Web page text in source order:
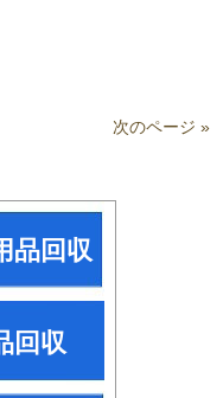
次のページ »
品回収
回収